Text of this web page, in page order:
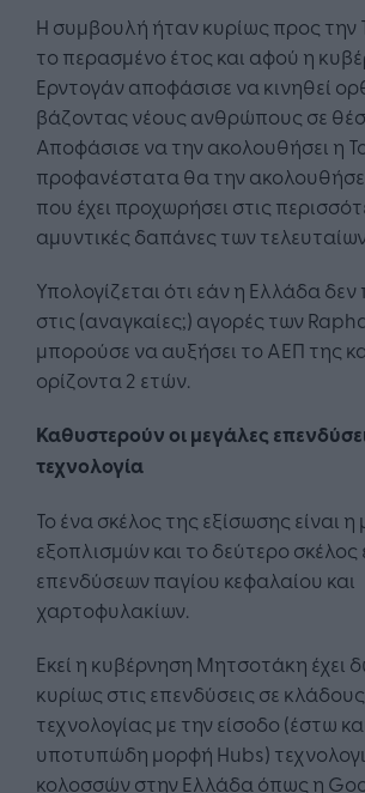
Η συμβουλή ήταν κυρίως προς την
το περασμένο έτος και αφού η
Ερντογάν αποφάσισε να κινηθεί
βάζοντας νέους ανθρώπους σε
Αποφάσισε να την ακολουθήσει η
προφανέστατα θα την
που έχει προχωρήσει στις
αμυντικές δαπάνες των
Υπολογίζεται ότι εάν η Ελλάδα
στις (αναγκαίες;) αγορές των
μπορούσε να αυξήσει το ΑΕΠ της
ορίζοντα 2 ετών.
Καθυστερούν οι μεγάλες
τεχνολογία
Το ένα σκέλος της εξίσωσης είναι
εξοπλισμών και το δεύτερο σκέλος
επενδύσεων παγίου κεφαλαίου και
χαρτοφυλακίων.
Εκεί η κυβέρνηση Μητσοτάκη έχει
κυρίως στις επενδύσεις σε
τεχνολογίας με την είσοδο (έστω
υποτυπώδη μορφή Hubs)
κολοσσών στην Ελλάδα όπως η